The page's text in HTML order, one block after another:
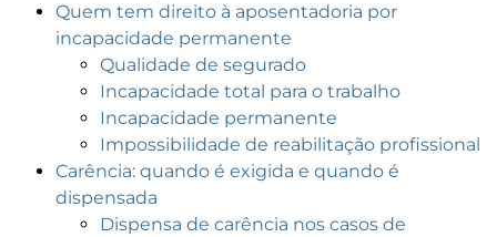
Quem tem direito à aposentadoria por
incapacidade permanente
Qualidade de segurado
Incapacidade total para o trabalho
Incapacidade permanente
Impossibilidade de reabilitação profissional
Carência: quando é exigida e quando é
dispensada
Dispensa de carência nos casos de